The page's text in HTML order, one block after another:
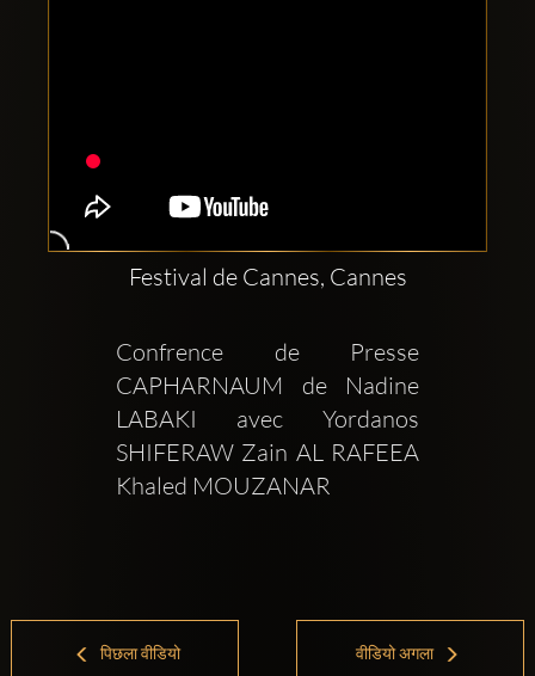
Festival de Cannes, Cannes
Confrence de Presse
CAPHARNAUM de Nadine
LABAKI avec Yordanos
SHIFERAW Zain AL RAFEEA
Khaled MOUZANAR
पिछला वीडियो वीडियो अगला